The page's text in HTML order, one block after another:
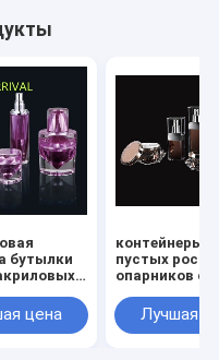
бутылки
сливк 50g
цена
контейнеры
пустых
опарников
акриловых
Лучшая